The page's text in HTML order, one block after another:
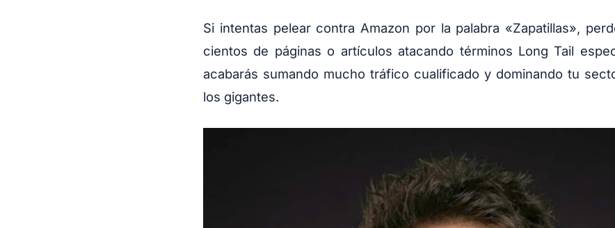
Si intentas pelear contra Amazon por la palabra «Zapatillas»,
cientos de páginas o artículos atacando términos Long Tail
acabarás sumando mucho tráfico cualificado y dominando tu
los gigantes.